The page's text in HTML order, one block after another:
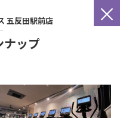
×
五反田駅前店
ナップ